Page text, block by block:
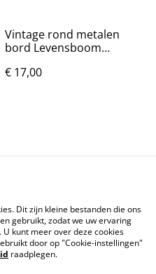
Vintage rond metalen
bord Levensboom
€ 17,00
Voorwaarden
Cookiebeleid
Dit zijn kleine bestanden die ons
gebruikt, zodat we uw ervaring
kunt meer over deze cookies
door op "Cookie-instellingen"
raadplegen.